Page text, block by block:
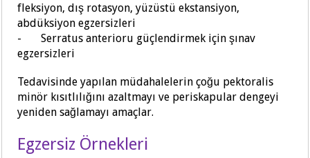
fleksiyon, dış rotasyon, yüzüstü ekstansiyon,
abdüksiyon egzersizleri
-
Serratus anterioru güçlendirmek için şınav
egzersizleri
Tedavisinde yapılan müdahalelerin çoğu pektoralis
minör kısıtlılığını azaltmayı ve periskapular dengeyi
yeniden sağlamayı amaçlar.
Egzersiz Örnekleri